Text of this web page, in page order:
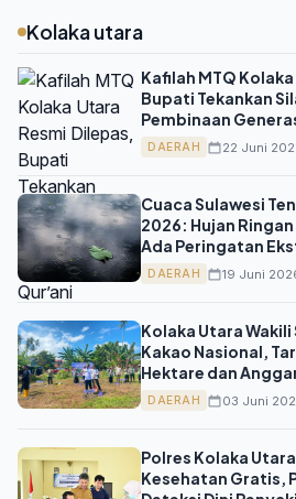
Kolaka utara
Kafilah MTQ
Bupati Tekankan
Pembinaan
DAERAH 22 Juni
Cuaca Sulawesi
2026: Hujan
Ada Peringatan
DAERAH 19 Juni
Kolaka Utara
Kakao Nasional,
Hektare dan
DAERAH 03 Juni
Polres Kolaka
Kesehatan Gratis,